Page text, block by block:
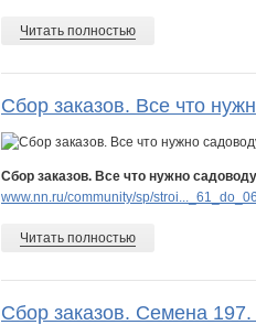
Читать полностью
Сбор заказов. Все что
Сбор заказов. Все что нужно
www.nn.ru/community/sp/
Читать полностью
Сбор заказов. Семена